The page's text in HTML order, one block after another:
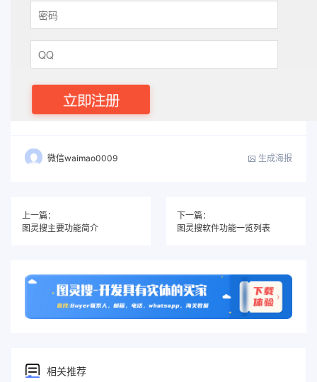
微信waimao0009 生成海报
上一篇：
图灵搜主要功能简介
下一篇：
图灵搜软件功能一览列表
相关推荐